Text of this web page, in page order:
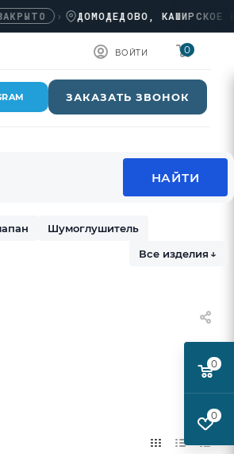
› ДОМОДЕДОВО, КАШИРСКОЕ Ш.,
ВОЙТИ 0
ЗАКАЗАТЬ ЗВОНОК
Шумоглушитель
Все изделия ↓
0
0